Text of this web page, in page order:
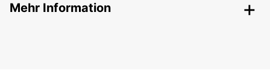
Mehr Information